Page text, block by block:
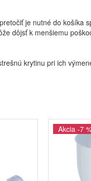
je nutné do košíka
dôjsť k menšiemu
krytinu pri ich
Akcia -7